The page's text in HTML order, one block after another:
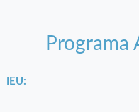
Programa
IEU: